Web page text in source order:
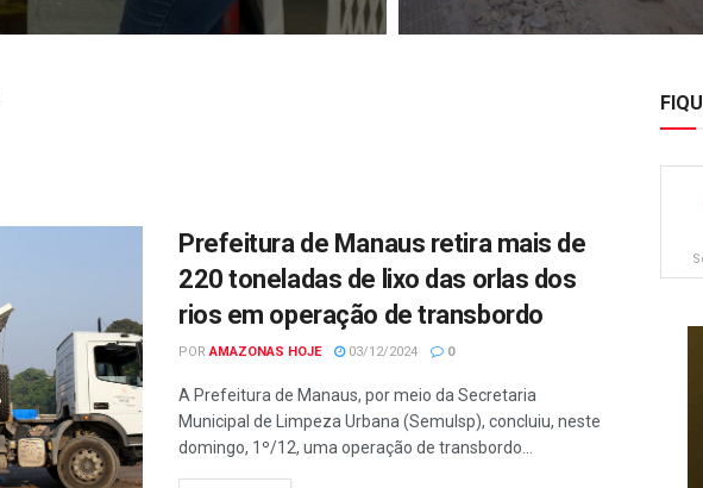
Prefeitura de Manaus retira mais de
220 toneladas de lixo das orlas dos
rios em operação de transbordo
POR AMAZONAS HOJE 03/12/2024 0
A Prefeitura de Manaus, por meio da Secretaria
Municipal de Limpeza Urbana (Semulsp), concluiu, neste
domingo, 1º/12, uma operação de transbordo...